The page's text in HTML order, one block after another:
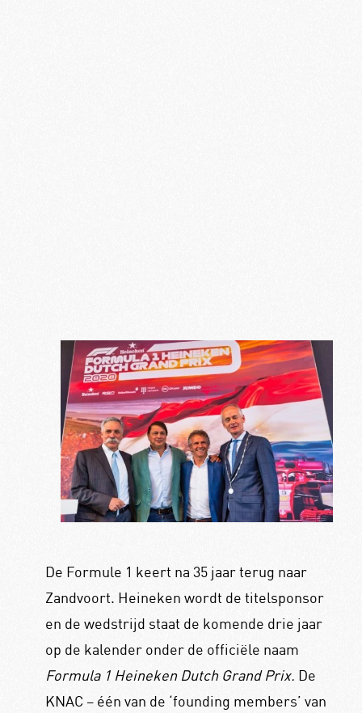
De Formule 1 keert na 35 jaar terug naar
Zandvoort. Heineken wordt de titelsponsor
en de wedstrijd staat de komende drie jaar
op de kalender onder de officiële naam
Formula 1 Heineken Dutch Grand Prix. De
KNAC – één van de ‘founding members’ van